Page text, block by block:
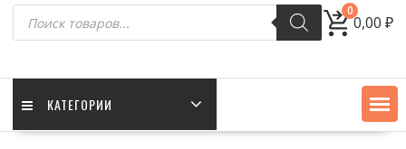
Поиск
товаров
0
0,00₽
КАТЕГОРИИ